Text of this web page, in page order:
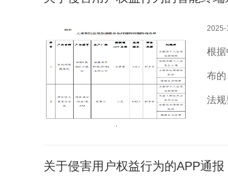
2025-
根
布
法
关于侵害用户权益行为的APP通报